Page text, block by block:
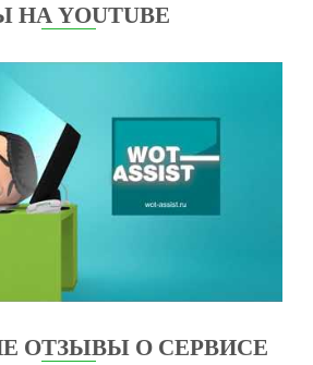
YOUTUBE
ОТЗЫВЫ О СЕРВИСЕ